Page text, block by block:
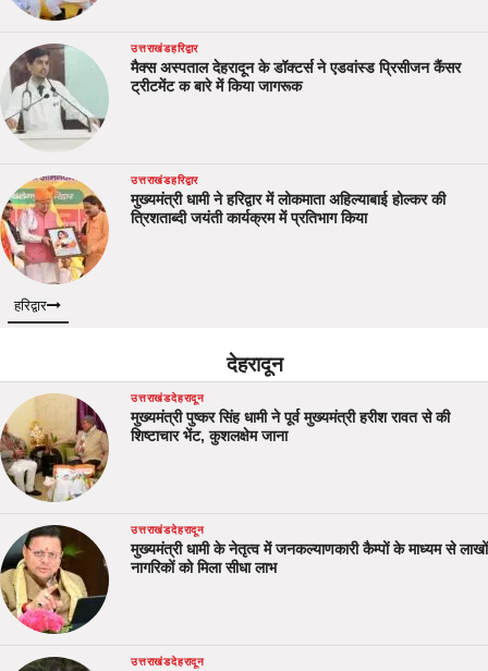
उत्तराखंडहरिद्वार
मैक्स अस्पताल देहरादून के डॉक्टर्स ने एडवांस्ड प्रिसीजन कैंसर
ट्रीटमेंट क बारे में किया जागरूक
उत्तराखंडहरिद्वार
मुख्यमंत्री धामी ने हरिद्वार में लोकमाता अहिल्याबाई होल्कर की
त्रिशताब्दी जयंती कार्यक्रम में प्रतिभाग किया
हरिद्वार
देहरादून
उत्तराखंडदेहरादून
मुख्यमंत्री पुष्कर सिंह धामी ने पूर्व मुख्यमंत्री हरीश रावत से की
शिष्टाचार भेंट, कुशलक्षेम जाना
उत्तराखंडदेहरादून
मुख्यमंत्री धामी के नेतृत्व में जनकल्याणकारी कैम्पों के माध्यम से लाखों
नागरिकों को मिला सीधा लाभ
उत्तराखंडदेहरादून